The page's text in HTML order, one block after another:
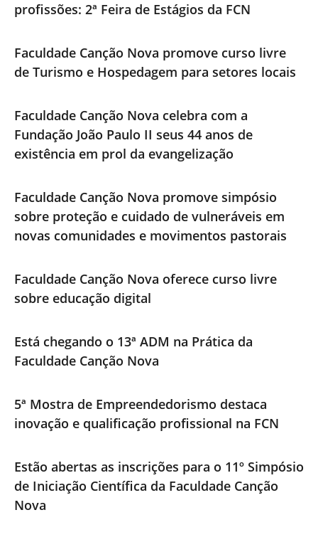
profissões: 2ª Feira de Estágios da FCN
Faculdade Canção Nova promove curso livre
de Turismo e Hospedagem para setores locais
Faculdade Canção Nova celebra com a
Fundação João Paulo II seus 44 anos de
existência em prol da evangelização
Faculdade Canção Nova promove simpósio
sobre proteção e cuidado de vulneráveis em
novas comunidades e movimentos pastorais
Faculdade Canção Nova oferece curso livre
sobre educação digital
Está chegando o 13ª ADM na Prática da
Faculdade Canção Nova
5ª Mostra de Empreendedorismo destaca
inovação e qualificação profissional na FCN
Estão abertas as inscrições para o 11º Simpósio
de Iniciação Científica da Faculdade Canção
Nova